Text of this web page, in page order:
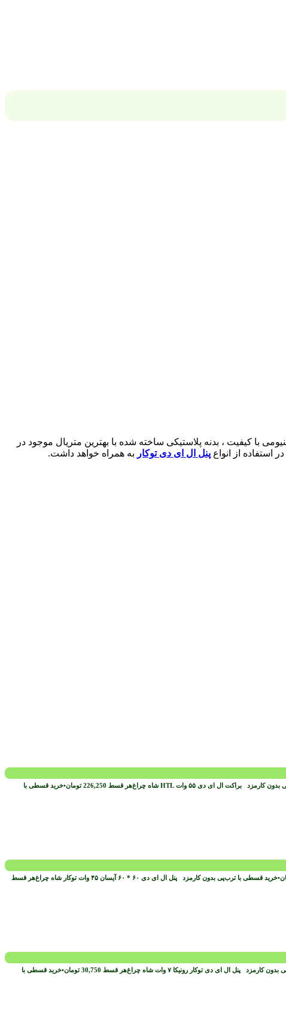
با کیفیت ، بدنه پلاستیکی ساخته شده با بهترین متریال موجود در
از انواع پنل ال ای دی توکار به همراه خواهد داشت.
بدون کارمزد هر قسط 226,250 تومان•خرید قسطی با
•خرید قسطی با ترب‌پی بدون کارمزد
هر قسط
بدون کارمزد هر قسط 30,750 تومان•خرید قسطی با